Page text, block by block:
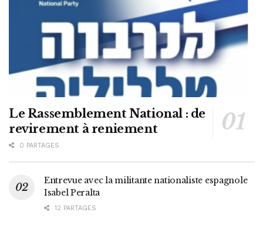
Le Rassemblement National : de
revirement à reniement
0 PARTAGES
Entrevue avec la militante nationaliste espagnole
Isabel Peralta
12 PARTAGES